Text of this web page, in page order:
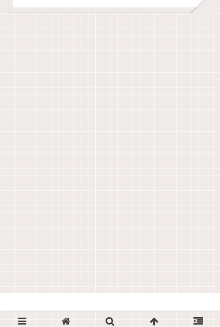
© 2019 学びなおしの４０代でも難関資格を取ろう！.